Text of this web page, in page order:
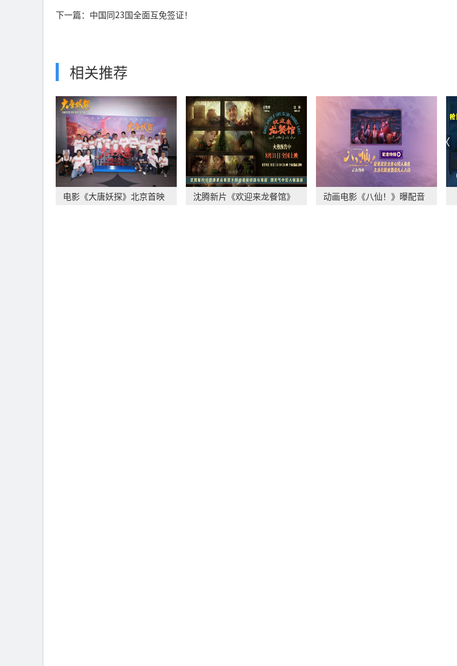
下一篇：中国同23国全面互免签证！
相关推荐
电影《大唐妖探》北京首映
沈腾新片《欢迎来龙餐馆》
动画电影《八仙！》曝配音